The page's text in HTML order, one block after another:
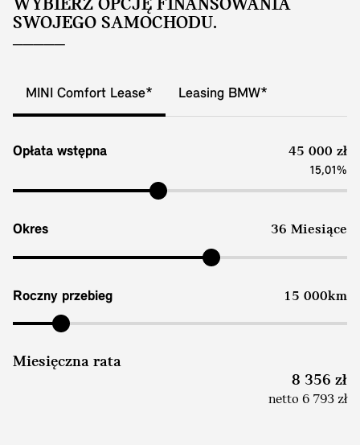
WYBIERZ OPCJĘ FINANSOWANIA
SWOJEGO SAMOCHODU.
MINI Comfort Lease* Leasing BMW*
Opłata wstępna 45 000 zł
15,01%
Okres 36 Miesiące
Roczny przebieg 15 000km
Miesięczna rata
8 356 zł
netto 6 793 zł